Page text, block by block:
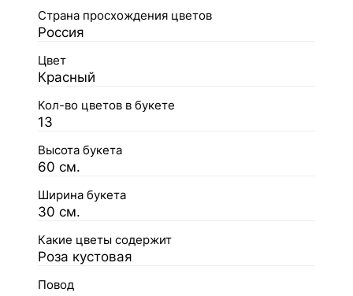
Страна просхождения цветов
Россия
Цвет
Красный
Кол-во цветов в букете
13
Высота букета
60 см.
Ширина букета
30 см.
Какие цветы содержит
Роза кустовая
Повод